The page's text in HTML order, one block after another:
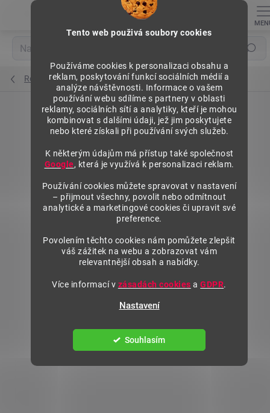
Tento web použivá soubory cookies
Používáme cookies k personalizaci obsahu a
reklam, poskytování funkcí sociálních médií a
analýze návštěvnosti. Informace o vašem
používání webu sdílíme s partnery v oblasti
reklamy, sociálních sítí a analytiky, kteří je mohou
kombinovat s dalšími údaji, jež jim poskytujete
nebo které získali při používání svých služeb.
K některým údajům má přístup také společnost
Google, která je využívá k personalizaci reklam.
Používání cookies můžete spravovat v nastavení
– přijmout všechny, povolit nebo odmítnout
analytické a marketingové cookies či upravit své
preference.
Povolením těchto cookies nám pomůžete zlepšit
váš zážitek na webu a zobrazovat vám
relevantnější obsah a nabídky.
Více informací v zásadách cookies aGDPR.
Nastavení
Souhlasím
Hledat
Regály výška 1576 mm, přídavné moduly